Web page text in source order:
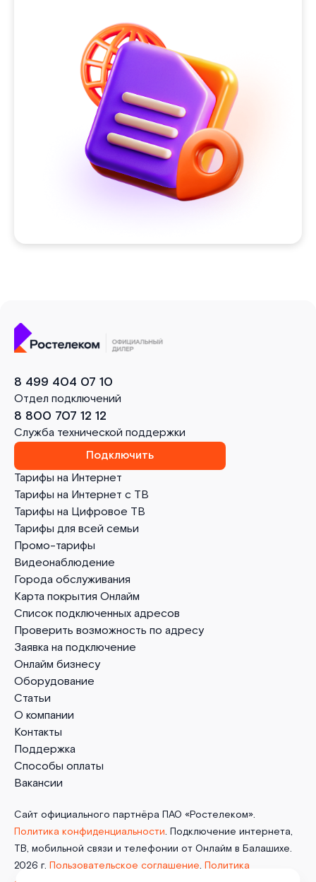
Тарифы на Интернет
Тарифы на Интернет с ТВ
Тарифы на Цифровое ТВ
Тарифы для всей семьи
Промо-тарифы
Видеонаблюдение
Города обслуживания
Карта покрытия Онлайм
Список подключенных адресов
Проверить возможность по адресу
Заявка на подключение
Онлайм бизнесу
Оборудование
Статьи
О компании
Контакты
Поддержка
Способы оплаты
Вакансии
8 499 404 07 10
Отдел подключений
8 800 707 12 12
Служба технической поддержки
Подключить
Сайт официального партнёра ПАО «Ростелеком».
Политика конфиденциальности. Подключение интернета,
ТВ, мобильной связи и телефонии от Онлайм в Балашихе.
2026 г. Пользовательское соглашение. Политика